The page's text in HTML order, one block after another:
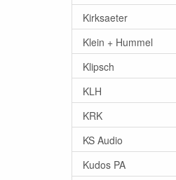
Kirksaeter
Klein + Hummel
Klipsch
KLH
KRK
KS Audio
Kudos PA